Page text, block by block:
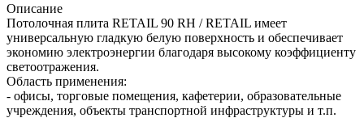
Описание
Потолочная плита RETAIL 90 RH / RETAIL имеет
универсальную гладкую белую поверхность и обеспечивает
экономию электроэнергии благодаря высокому коэффициенту
светоотражения.
Область применения:
- офисы, торговые помещения, кафетерии, образовательные
учреждения, объекты транспортной инфраструктуры и т.п.